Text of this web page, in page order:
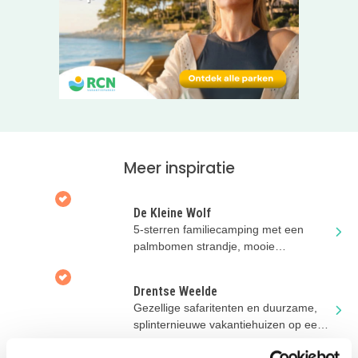
Volledig ingericht en omringd door een fijne tuin. Ze
variëren van basic tot superluxe; er zijn zelfs chalets met
wellnessaan het water!
Klik door naar de website van de Tien Heugten voor meer
info en om je vakantie in Drenthe te boeken!
Meer inspiratie
De Kleine Wolf
5-sterren familiecamping met een
palmbomen strandje, mooie
Drentse Weelde
Gezellige safaritenten en duurzame,
splinternieuwe vakantiehuizen op een